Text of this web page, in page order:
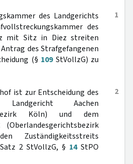
1
des Landgerichts
des
mit Sitz in Diez streiten
des Strafgefangenen
(§ 109StVollzG) zu
2
ist zur Entscheidung des
Aachen
Köln) und dem
Zuständigkeitsstreits
2 StVollzG, § 14StPO